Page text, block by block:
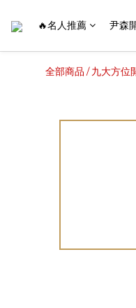
🔥名人推薦 尹森
全部商品 /九大方位